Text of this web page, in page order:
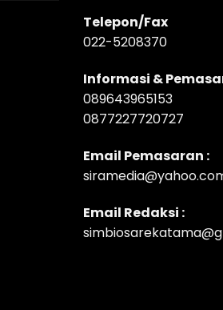
Telepon/Fax
022-5208370
Informasi &
089643965153
0877227720727
Email Pemasaran :
Email Redaksi :